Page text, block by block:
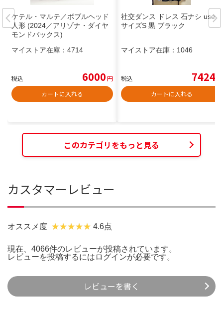
ケテル・マルテ／ボブルヘッド
人形 (2024／アリゾナ・ダイヤ
モンドバックス)
マイストア在庫： 4714
税込 6000円
カートに入れる
社交ダンス ドレス 石ナシ used
サイズS 黒 ブラック
マイストア在庫： 1046
税込 7424
カートに入れる
このカテゴリをもっと見る
カスタマーレビュー
オススメ度 4.6点
現在、4066件のレビューが投稿されています。
レビューを投稿するには ログインが必要です。
レビューを書く